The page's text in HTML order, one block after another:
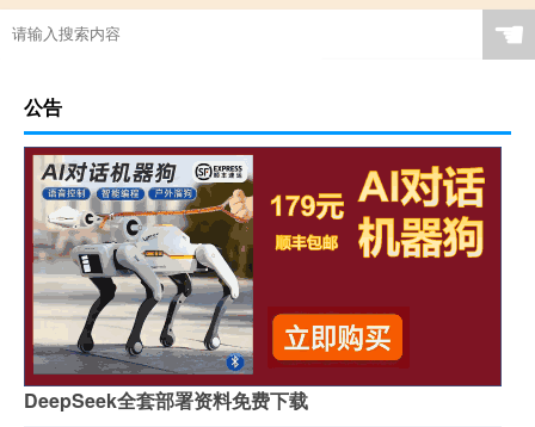
☚
公告
DeepSeek全套部署资料免费下载